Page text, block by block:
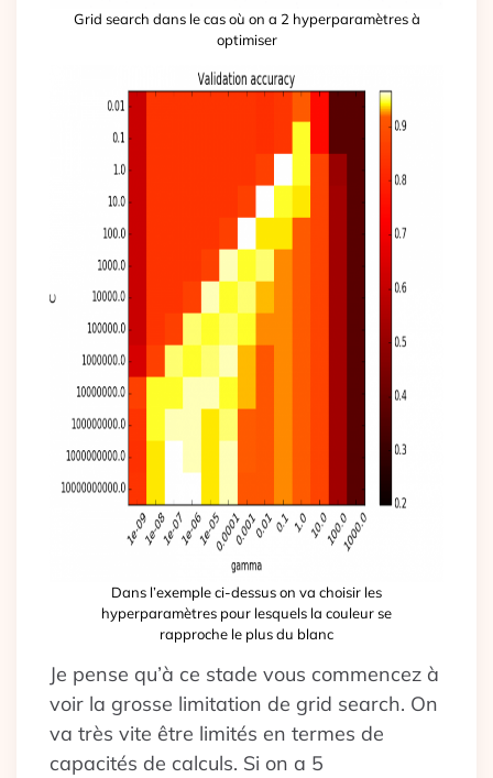
Grid search dans le cas où on a 2 hyperparamètres à
optimiser
Dans l’exemple ci-dessus on va choisir les
hyperparamètres pour lesquels la couleur se
rapproche le plus du blanc
Je pense qu’à ce stade vous commencez à
voir la grosse limitation de grid search. On
va très vite être limités en termes de
capacités de calculs. Si on a 5